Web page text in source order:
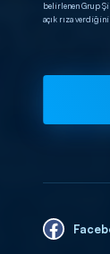
belirlenen Grup
açık rıza